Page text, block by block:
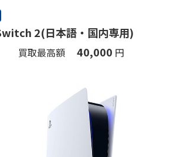
2(日本語・国内専用)
買取最高額 40,000 円